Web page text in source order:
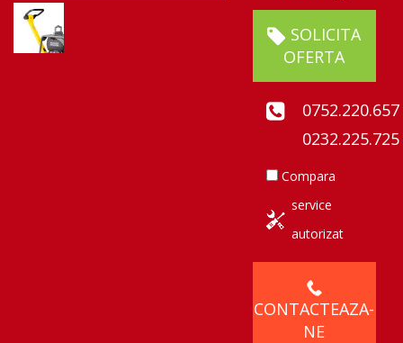
SOLICITA
OFERTA
0752.220.657
0232.225.725
Compara
service
autorizat
CONTACTEAZA-
NE